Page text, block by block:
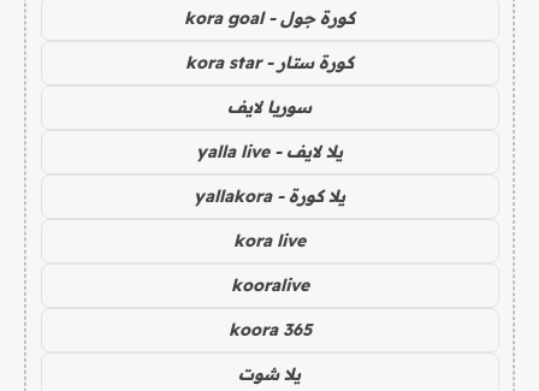
كورة جول - kora goal
كورة ستار - kora star
سوريا لايف
يلا لايف - yalla live
يلا كورة - yallakora
kora live
kooralive
koora 365
يلا شوت